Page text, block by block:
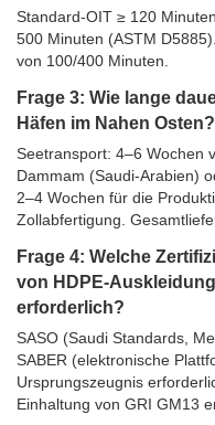
Standard-OIT ≥ 120
500 Minuten (ASTM
von 100/400 Minuten.
Frage 3: Wie lange
Häfen im Nahen Osten?
Seetransport: 4–6 Wochen
Dammam (Saudi-Arabien)
2–4 Wochen für die
Zollabfertigung.
Frage 4: Welche
von HDPE-
erforderlich?
SASO (Saudi Standards,
SABER (elektronische
Ursprungszeugnis
Einhaltung von GRI GM13